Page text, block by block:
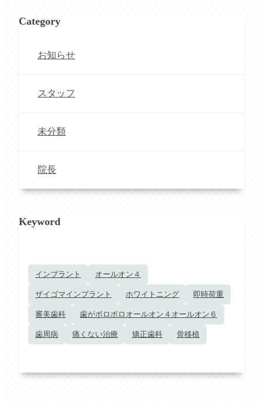
Category
お知らせ
スタッフ
未分類
院長
Keyword
インプラント オールオン４
ザイゴマインプラント ホワイトニング 即時荷重
審美歯科 歯がボロボロオールオン４オールオン６
歯周病 痛くない治療 矯正歯科 骨移植